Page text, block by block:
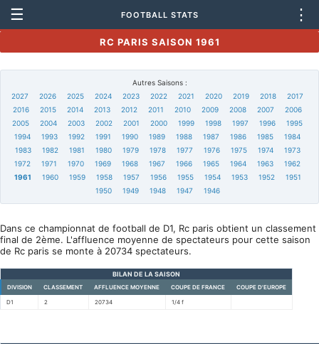
☰ FOOTBALL STATS ⋮
RC PARIS SAISON 1961
Autres Saisons :
2027
2026 2025 2024 2023 2022 2021 2020 2019 2018
2017
2016
2015 2014 2013 2012 2011 2010 2009 2008 2007
2006
2005
2004 2003 2002 2001 2000 1999 1998 1997 1996
1995
1994
1993 1992 1991 1990 1989 1988 1987 1986 1985
1984
1983
1982 1981 1980 1979 1978 1977 1976 1975 1974
1973
1972
1971 1970 1969 1968 1967 1966 1965 1964 1963
1962
1961
1960 1959 1958 1957 1956 1955 1954 1953 1952
1951
1950
1949 1948 1947 1946
Dans ce championnat de football de D1, Rc paris obtient un classement
final de 2ème. L'affluence moyenne de spectateurs pour cette saison
de Rc paris se monte à 20734 spectateurs.
BILAN DE LA SAISON
DIVISION CLASSEMENT AFFLUENCE MOYENNE COUPE DE FRANCE COUPE D'EUROPE
D1 2 20734 1/4 f